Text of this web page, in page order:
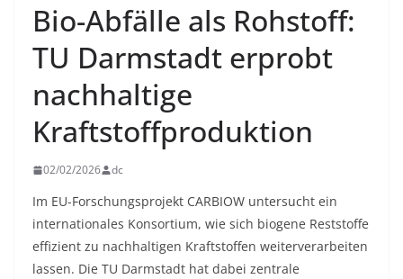
Bio-Abfälle als Rohstoff:
TU Darmstadt erprobt
nachhaltige
Kraftstoffproduktion
02/02/2026 dc
Im EU-Forschungsprojekt CARBIOW untersucht ein
internationales Konsortium, wie sich biogene Reststoffe
effizient zu nachhaltigen Kraftstoffen weiterverarbeiten
lassen. Die TU Darmstadt hat dabei zentrale